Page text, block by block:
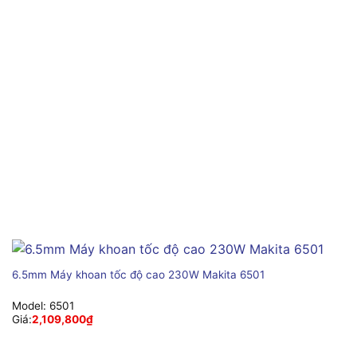
6.5mm Máy khoan tốc độ cao 230W Makita 6501
Model: 6501
Giá:2,109,800₫